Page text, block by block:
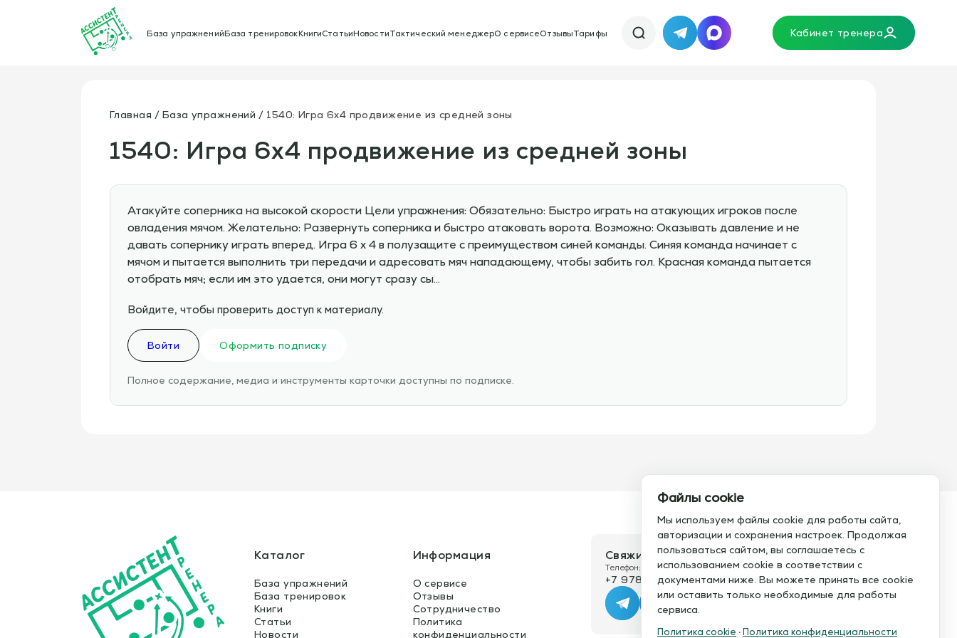
База упражненийБаза тренировокКнигиСтатьиНовостиТактический менеджерО сервисеОтзывыТарифы TelegramMAX Кабинет тренера
Главная База упражнений 1540: Игра 6х4 продвижение из средней зоны
1540: Игра 6х4 продвижение из средней зоны
Атакуйте соперника на высокой скорости Цели упражнения: Обязательно: Быстро играть на атакующих игроков после
овладения мячом. Желательно: Развернуть соперника и быстро атаковать ворота. Возможно: Оказывать давление и не
давать сопернику играть вперед. Игра 6 х 4 в полузащите с преимуществом синей команды. Синяя команда начинает с
мячом и пытается выполнить три передачи и адресовать мяч нападающему, чтобы забить гол. Красная команда пытается
отобрать мяч; если им это удается, они могут сразу сы…
Войдите, чтобы проверить доступ к материалу.
Войти Оформить подписку
Полное содержание, медиа и инструменты карточки доступны по подписке.
Каталог
База упражнений
База тренировок
Книги
Статьи
Новости
Информация
О сервисе
Отзывы
Сотрудничество
Политика
конфиденциальности
Свяжитесь с нами
Телефон:
+7 978 793 21 93
Электронная почта:
info@assistent-trenera.ru
Telegram
MAX
Файлы cookie
Мы используем файлы cookie для работы сайта,
авторизации и сохранения настроек. Продолжая
пользоваться сайтом, вы соглашаетесь с
использованием cookie в соответствии с
документами ниже. Вы можете принять все cookie
или оставить только необходимые для работы
сервиса.
Политика cookie ·Политика конфиденциальности